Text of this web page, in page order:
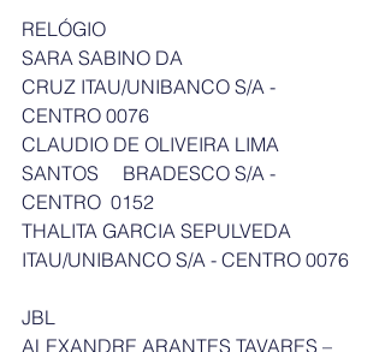
RELÓGIO
SARA SABINO DA
CRUZ ITAU/UNIBANCO S/A -
CENTRO 0076
CLAUDIO DE OLIVEIRA LIMA
SANTOS     BRADESCO S/A -
CENTRO  0152
THALITA GARCIA SEPULVEDA
ITAU/UNIBANCO S/A - CENTRO 0076
JBL
ALEXANDRE ARANTES TAVARES –